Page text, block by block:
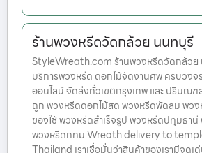
ร้านพวงหรีดวัดกล้วย นนทบุรี
StyleWreath.com ร้านพวงหรีดวัดกล้วย
บริการพวงหรีด ดอกไม้จัดงานศพ ครบวงจ
ออนไลน์ จัดส่งทั่วเขตกรุงเทพ และ ปริมณฑ
ถูก พวงหรีดดอกไม้สด พวงหรีดพัดลม พว
ของใช้ พวงหรีดสำเร็จรูป พวงหรีดปทุมธา
พวงหรีดกทม Wreath delivery to
Thailand เราเชื่อมั่นว่าสินค้าของเรามีจุด